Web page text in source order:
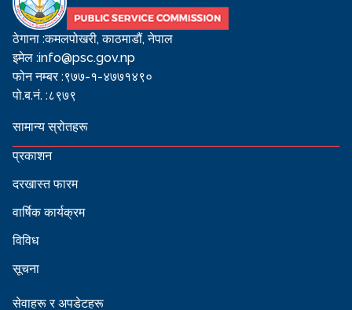
ठेगाना :कमलपोखरी, काठमाडौं, नेपाल
इमेल :info@psc.gov.np
फोन नम्बर :९७७-१-४७७१४९०
पो.ब.नं. :८९७९
सामान्य स्रोतहरू
प्रकाशन
दरखास्त फारम
वार्षिक कार्यक्रम
विविध
सूचना
सेवाहरू र अपडेटहरू